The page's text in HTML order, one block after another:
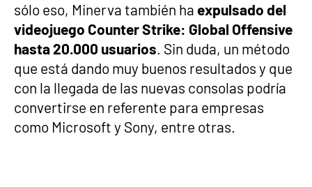
sólo eso, Minerva también ha expulsado del
videojuego Counter Strike: Global Offensive
hasta 20.000 usuarios. Sin duda, un método
que está dando muy buenos resultados y que
con la llegada de las nuevas consolas podría
convertirse en referente para empresas
como Microsoft y Sony, entre otras.